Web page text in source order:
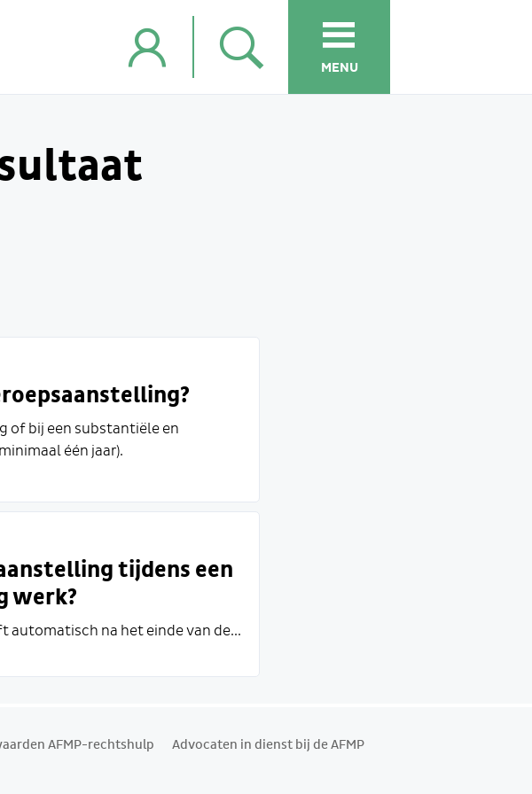
MENU
of bij een substantiële en
één jaar).
tijdens een
werk?
automatisch na het einde van de...
AFMP-rechtshulp Advocaten in dienst bij de AFMP